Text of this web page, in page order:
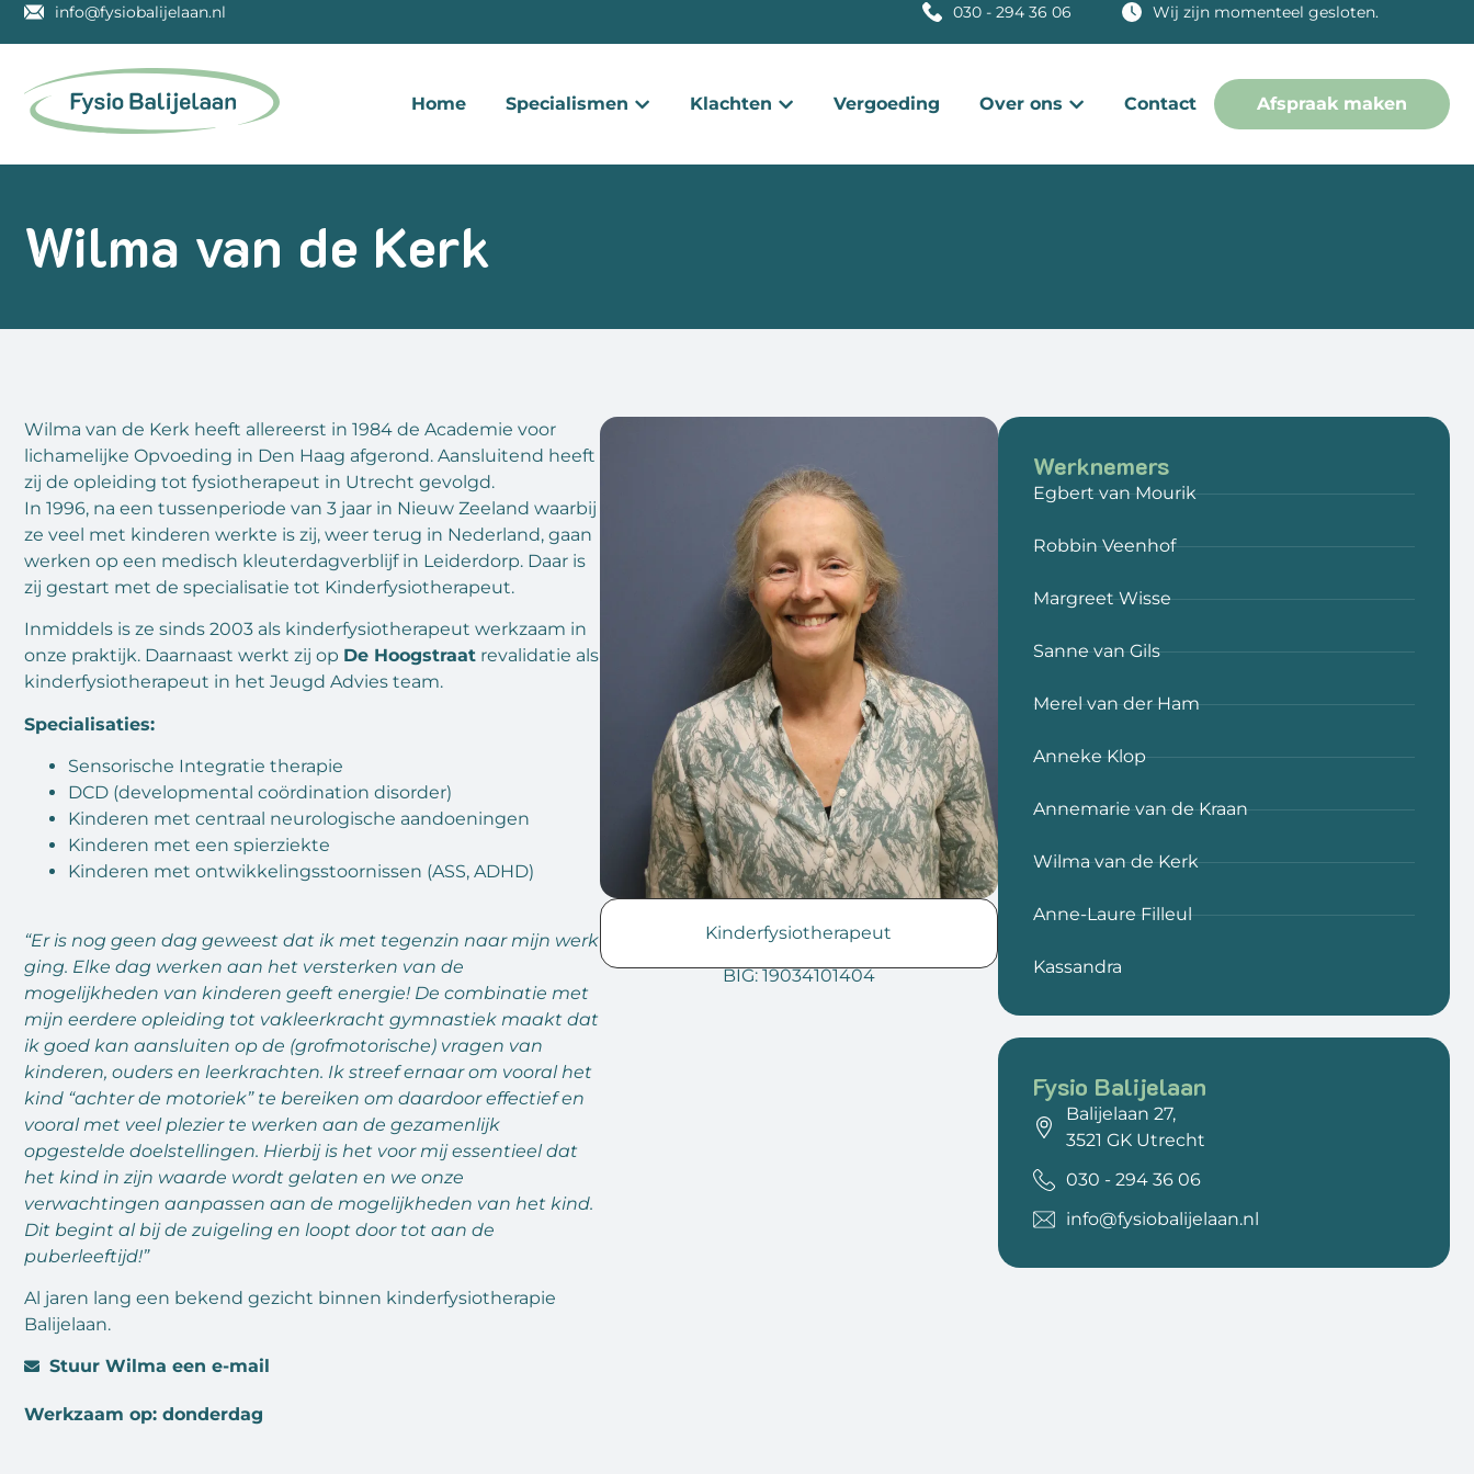
info@fysiobalijelaan.nl 030 - 294 36 06 Wij zijn momenteel gesloten.
Home Specialismen Klachten Vergoeding Over ons Contact Afspraak maken
Wilma van de Kerk
Wilma van de Kerk heeft allereerst in 1984 de Academie voor
lichamelijke Opvoeding in Den Haag afgerond. Aansluitend heeft
zij de opleiding tot fysiotherapeut in Utrecht gevolgd.
In 1996, na een tussenperiode van 3 jaar in Nieuw Zeeland waarbij
ze veel met kinderen werkte is zij, weer terug in Nederland, gaan
werken op een medisch kleuterdagverblijf in Leiderdorp. Daar is
zij gestart met de specialisatie tot Kinderfysiotherapeut.
Inmiddels is ze sinds 2003 als kinderfysiotherapeut werkzaam in
onze praktijk. Daarnaast werkt zij op De Hoogstraat revalidatie als
kinderfysiotherapeut in het Jeugd Advies team.
Specialisaties:
Sensorische Integratie therapie
DCD (developmental coördination disorder)
Kinderen met centraal neurologische aandoeningen
Kinderen met een spierziekte
Kinderen met ontwikkelingsstoornissen (ASS, ADHD)
“Er is nog geen dag geweest dat ik met tegenzin naar mijn werk
ging. Elke dag werken aan het versterken van de
mogelijkheden van kinderen geeft energie! De combinatie met
mijn eerdere opleiding tot vakleerkracht gymnastiek maakt dat
ik goed kan aansluiten op de (grofmotorische) vragen van
kinderen, ouders en leerkrachten. Ik streef ernaar om vooral het
kind “achter de motoriek” te bereiken om daardoor effectief en
vooral met veel plezier te werken aan de gezamenlijk
opgestelde doelstellingen. Hierbij is het voor mij essentieel dat
het kind in zijn waarde wordt gelaten en we onze
verwachtingen aanpassen aan de mogelijkheden van het kind.
Dit begint al bij de zuigeling en loopt door tot aan de
puberleeftijd!”
Al jaren lang een bekend gezicht binnen kinderfysiotherapie
Balijelaan.
Stuur Wilma een e-mail
Werkzaam op: donderdag
Kinderfysiotherapeut
BIG: 19034101404
Werknemers
Egbert van Mourik
Robbin Veenhof
Margreet Wisse
Sanne van Gils
Merel van der Ham
Anneke Klop
Annemarie van de Kraan
Wilma van de Kerk
Anne-Laure Filleul
Kassandra
Fysio Balijelaan
Balijelaan 27,
3521 GK Utrecht
030 - 294 36 06
info@fysiobalijelaan.nl